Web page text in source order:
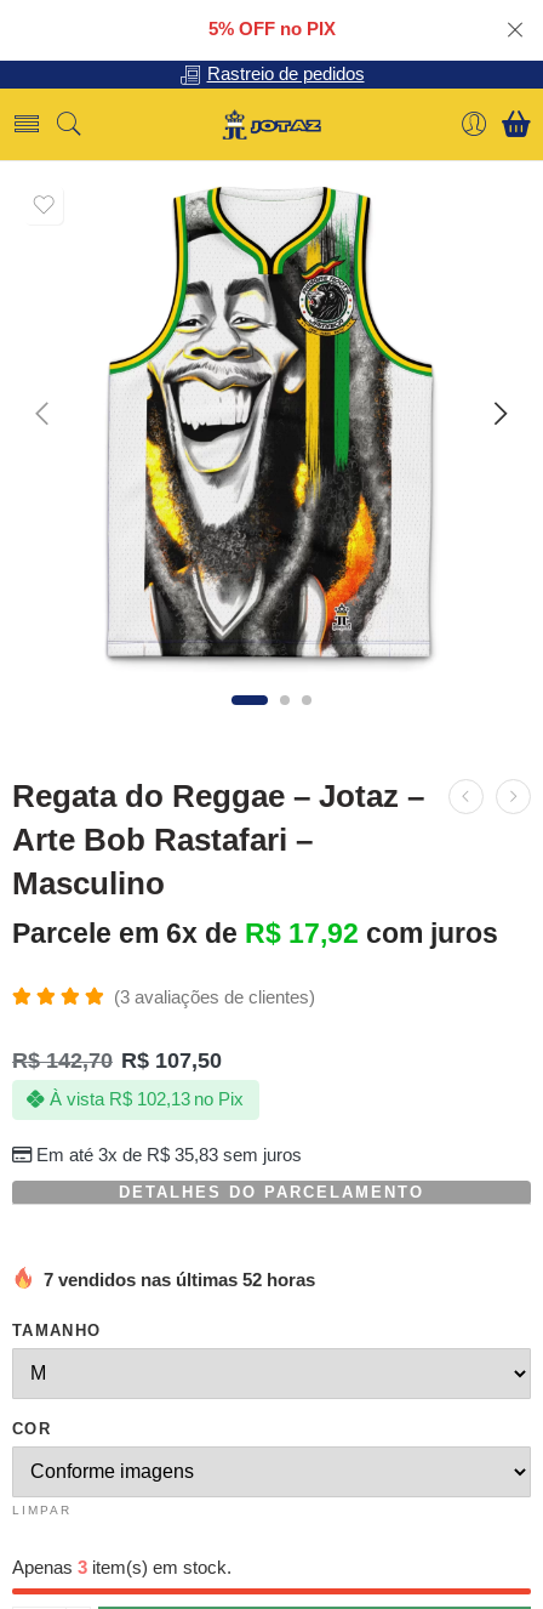
5% OFF no PIX
Rastreio de pedidos
Regata do Reggae – Jotaz –
Arte Bob Rastafari –
Masculino
Parcele em 6x de R$ 17,92 com juros
5.00de 5,
com
baseado
em
de
clientes
(3avaliações de clientes)
R$142,70 R$ 107,50
Em até 3x de R$35,83sem juros
À vista R$102,13 no Pix
DETALHES DO PARCELAMENTO
7 vendidos nas últimas 52 horas
TAMANHO
COR
LIMPAR
Apenas 3 item(s) em stock.